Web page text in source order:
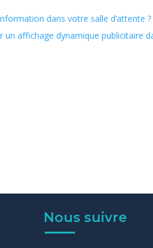
dans votre salle d’attente ?
un affichage dynamique publicitaire
Nous suivre